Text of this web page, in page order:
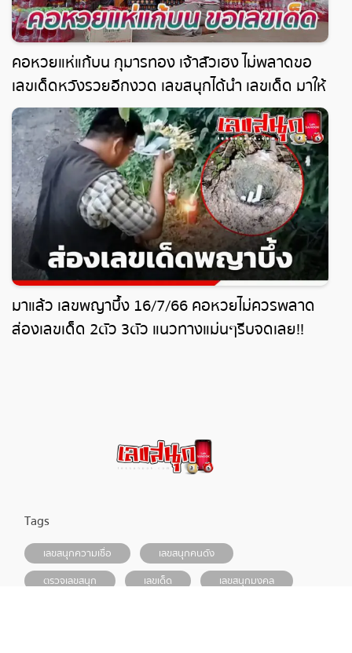
คอหวยแห่แก้บน กุมารทอง เจ้าสัวเฮง ไม่พลาดขอ
เลขเด็ดหวังรวยอีกงวด เลขสนุกได้นำ เลขเด็ด มาให้
เพื่อเป็นแนวทางหวยรัฐบาลมาให้แล้วที่นี่
มาแล้ว เลขพญาบึ้ง 16/7/66 คอหวยไม่ควรพลาด
ส่องเลขเด็ด 2ตัว 3ตัว แนวทางแม่นๆรีบจดเลย!!
Tags
เลขสนุกความเชื่อ
เลขสนุกคนดัง
ตรวจเลขสนุก
เลขเด็ด
เลขสนุกมงคล